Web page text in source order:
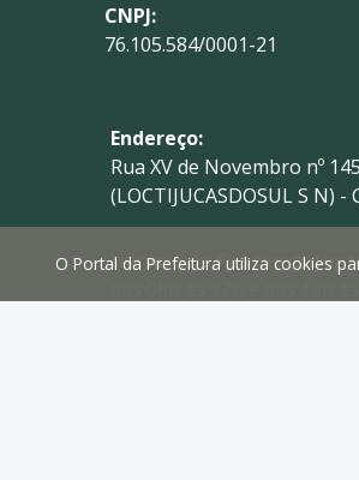
CNPJ:
76.105.584/0001-21
Endereço:
Rua XV de Novembro nº
(LOCTIJUCASDOSUL S N) -
Horário de
O Portal da Prefeitura utiliza cookies